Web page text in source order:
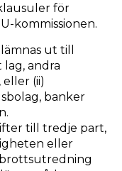
för
kommissionen.
ut till
andra
(ii)
banker
till tredje part,
eller